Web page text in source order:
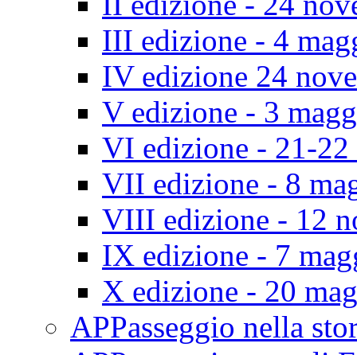
III edizione - 4
IV edizione 24
V edizione - 3
VI edizione - 21-22
VII edizione - 8
VIII edizione - 12
IX edizione - 7
X edizione - 20
APPasseggio nella